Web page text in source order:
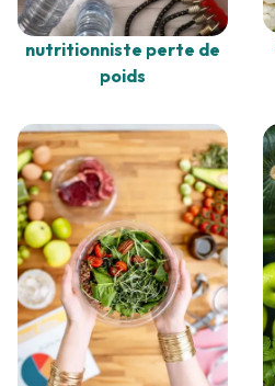
nutritionniste perte de
poids